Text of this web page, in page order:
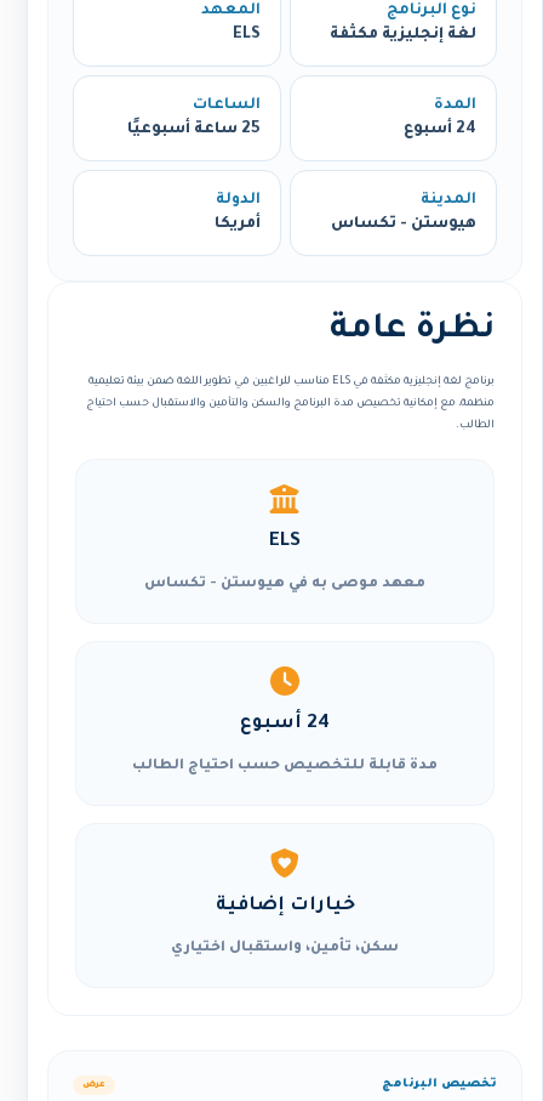
نوع البرنامج
لغة إنجليزية مكثفة
المعهد
ELS
المدة
24 أسبوع
الساعات
25 ساعة أسبوعيًا
المدينة
هيوستن - تكساس
الدولة
أمريكا
نظرة عامة
برنامج لغة إنجليزية مكثفة في ELS مناسب للراغبين في تطوير اللغة ضمن بيئة تعليمية
منظمة، مع إمكانية تخصيص مدة البرنامج والسكن والتأمين والاستقبال حسب احتياج
الطالب.
ELS
معهد موصى به في هيوستن - تكساس
24 أسبوع
مدة قابلة للتخصيص حسب احتياج الطالب
خيارات إضافية
سكن، تأمين، واستقبال اختياري
تخصيص البرنامج عرض